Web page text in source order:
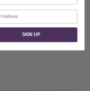
come file di
compatibili.
precisi e puliti,
SIGN UP